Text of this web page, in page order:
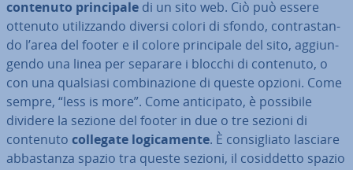
contenuto prin­ci­pa­le di un sito web. Ciò può essere
ottenuto uti­liz­zan­do diversi colori di sfondo, con­tra­stan­
do l’area del footer e il colore prin­ci­pa­le del sito, ag­giun­
gen­do una linea per separare i blocchi di contenuto, o
con una qualsiasi com­bi­na­zio­ne di queste opzioni. Come
sempre, “less is more”. Come an­ti­ci­pa­to, è possibile
dividere la sezione del footer in due o tre sezioni di
contenuto collegate lo­gi­ca­men­te. È con­si­glia­to lasciare
ab­ba­stan­za spazio tra queste sezioni, il co­sid­det­to spazio